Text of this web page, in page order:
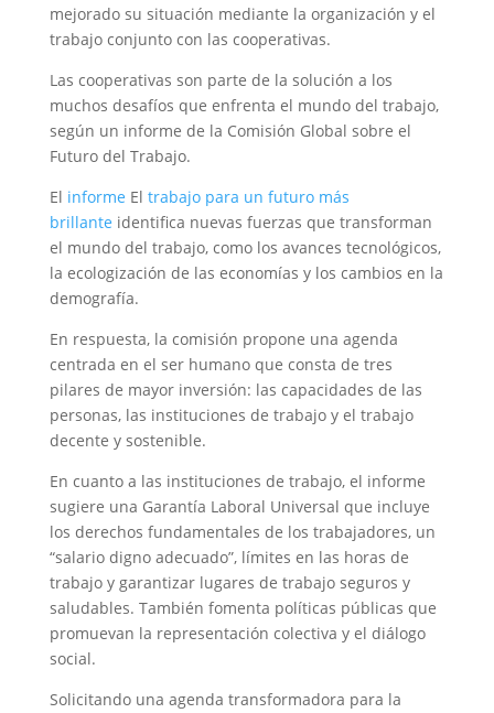
mejorado su situación mediante la organización y el
trabajo conjunto con las cooperativas.
Las cooperativas son parte de la solución a los
muchos desafíos que enfrenta el mundo del trabajo,
según un informe de la Comisión Global sobre el
Futuro del Trabajo.
El informe El trabajo para un futuro más
brillante identifica nuevas fuerzas que transforman
el mundo del trabajo, como los avances tecnológicos,
la ecologización de las economías y los cambios en la
demografía.
En respuesta, la comisión propone una agenda
centrada en el ser humano que consta de tres
pilares de mayor inversión: las capacidades de las
personas, las instituciones de trabajo y el trabajo
decente y sostenible.
En cuanto a las instituciones de trabajo, el informe
sugiere una Garantía Laboral Universal que incluye
los derechos fundamentales de los trabajadores, un
“salario digno adecuado”, límites en las horas de
trabajo y garantizar lugares de trabajo seguros y
saludables. También fomenta políticas públicas que
promuevan la representación colectiva y el diálogo
social.
Solicitando una agenda transformadora para la